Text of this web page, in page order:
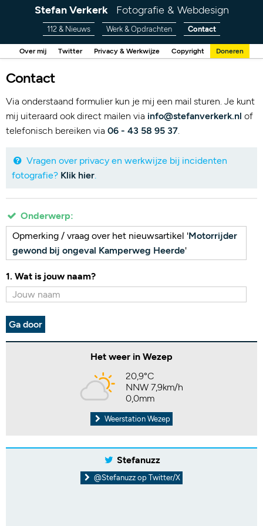
Stefan Verkerk Fotografie & Webdesign
112 & Nieuws Werk & Opdrachten Contact
Over mij Twitter Privacy & Werkwijze Copyright Doneren
Contact
Via onderstaand formulier kun je mij een mail sturen. Je kunt
mij uiteraard ook direct mailen via info@stefanverkerk.nl of
telefonisch bereiken via 06 - 43 58 95 37.
Vragen over privacy en werkwijze bij incidenten
fotografie? Klik hier.
Onderwerp:
Opmerking / vraag over het nieuwsartikel 'Motorrijder
gewond bij ongeval Kamperweg Heerde'
1. Wat is jouw naam?
Ga door
Het weer in Wezep
20,9°C
NNW 7,9km/h
0,0mm
Weerstation Wezep
Stefanuzz
@Stefanuzz op Twitter/X